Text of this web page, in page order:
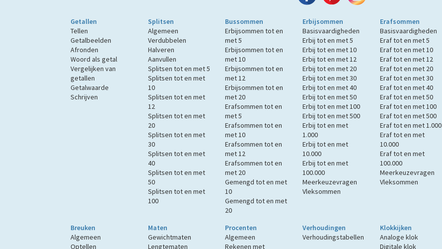
Getallen
Tellen
Getalbeelden
Afronden
Woord als getal
Vergelijken van
getallen
Getalwaarde
Schrijven
Splitsen
Algemeen
Verdubbelen
Halveren
Aanvullen
Splitsen tot en met 5
Splitsen tot en met
10
Splitsen tot en met
12
Splitsen tot en met
20
Splitsen tot en met
30
Splitsen tot en met
40
Splitsen tot en met
50
Splitsen tot en met
100
Bussommen
Erbijsommen tot en
met 5
Erbijsommen tot en
met 10
Erbijsommen tot en
met 12
Erbijsommen tot en
met 20
Erafsommen tot en
met 5
Erafsommen tot en
met 10
Erafsommen tot en
met 12
Erafsommen tot en
met 20
Gemengd tot en met
10
Gemengd tot en met
20
Erbijsommen
Basisvaardigheden
Erbij tot en met 5
Erbij tot en met 10
Erbij tot en met 12
Erbij tot en met 20
Erbij tot en met 30
Erbij tot en met 40
Erbij tot en met 50
Erbij tot en met 100
Erbij tot en met 500
Erbij tot en met
1.000
Erbij tot en met
10.000
Erbij tot en met
100.000
Meerkeuzevragen
Vleksommen
Erafsommen
Basisvaardigheden
Eraf tot en met 5
Eraf tot en met 10
Eraf tot en met 12
Eraf tot en met 20
Eraf tot en met 30
Eraf tot en met 40
Eraf tot en met 50
Eraf tot en met 100
Eraf tot en met 500
Eraf tot en met 1.000
Eraf tot en met
10.000
Eraf tot en met
100.000
Meerkeuzevragen
Vleksommen
Breuken
Algemeen
Optellen
Maten
Gewichtmaten
Lengtematen
Procenten
Algemeen
Rekenen met
Verhoudingen
Verhoudingstabellen
Klokkijken
Analoge klok
Digitale klok